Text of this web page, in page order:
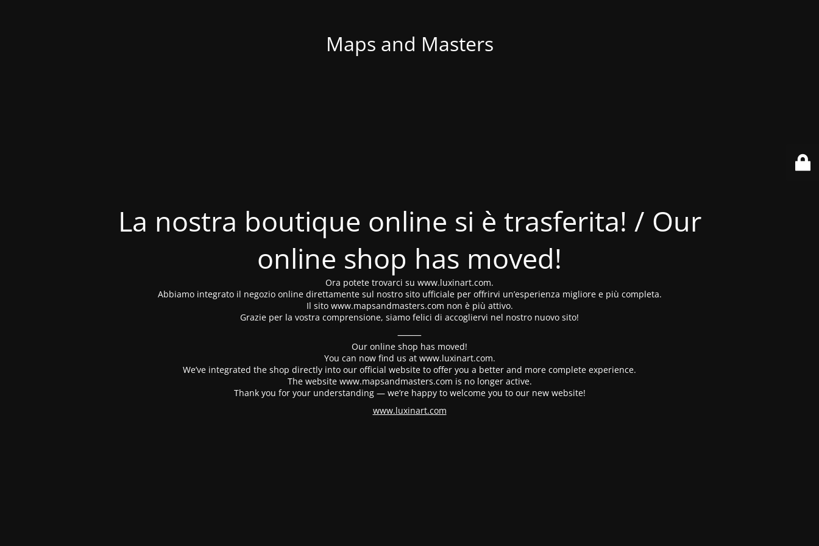
Maps and Masters
La nostra boutique online si è trasferita! / Our
online shop has moved!
Ora potete trovarci su www.luxinart.com.
Abbiamo integrato il negozio online direttamente sul nostro sito ufficiale per offrirvi un’esperienza migliore e più completa.
Il sito www.mapsandmasters.com non è più attivo.
Grazie per la vostra comprensione, siamo felici di accogliervi nel nostro nuovo sito!
⸻
Our online shop has moved!
You can now find us at www.luxinart.com.
We’ve integrated the shop directly into our official website to offer you a better and more complete experience.
The website www.mapsandmasters.com is no longer active.
Thank you for your understanding — we’re happy to welcome you to our new website!
www.luxinart.com